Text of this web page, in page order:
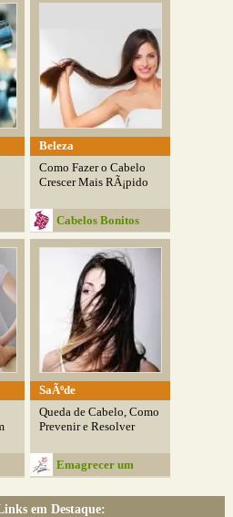
Beleza
Como Fazer o Cabelo
Crescer Mais RÃ¡pido
Cabelos Bonitos
SaÃºde
Queda de Cabelo, Como
Prevenir e Resolver
Emagrecer um
em Destaque: